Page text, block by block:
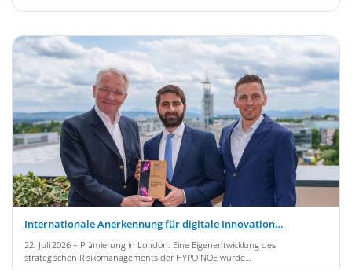
Internationale Anerkennung für digitale Innovation…
22. Juli 2026 – Prämierung in London: Eine Eigenentwicklung des
strategischen Risikomanagements der HYPO NOE wurde…